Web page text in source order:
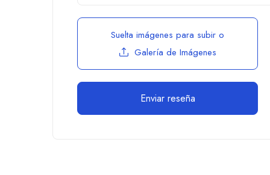
Suelta imágenes para subir o
Galería de Imágenes